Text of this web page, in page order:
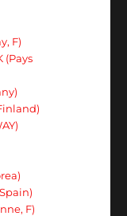
F)
(Pays
F)